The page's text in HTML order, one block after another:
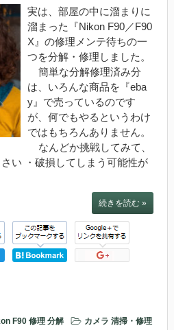
実は、部屋の中に溜まりに
溜まった『Nikon F90／F90
X』の修理メンテ待ちの一
つを分解・修理しました。
簡単な分解修理済み分
は、いろんな商品を『eba
y』で売っているのです
が、何でもやるというわけ
ではもちろんありません。
なんどか挑戦してみて、
い ・破損してしまう可能性が
続きを読む »
F90 修理 分解 カメラ 清掃・修理